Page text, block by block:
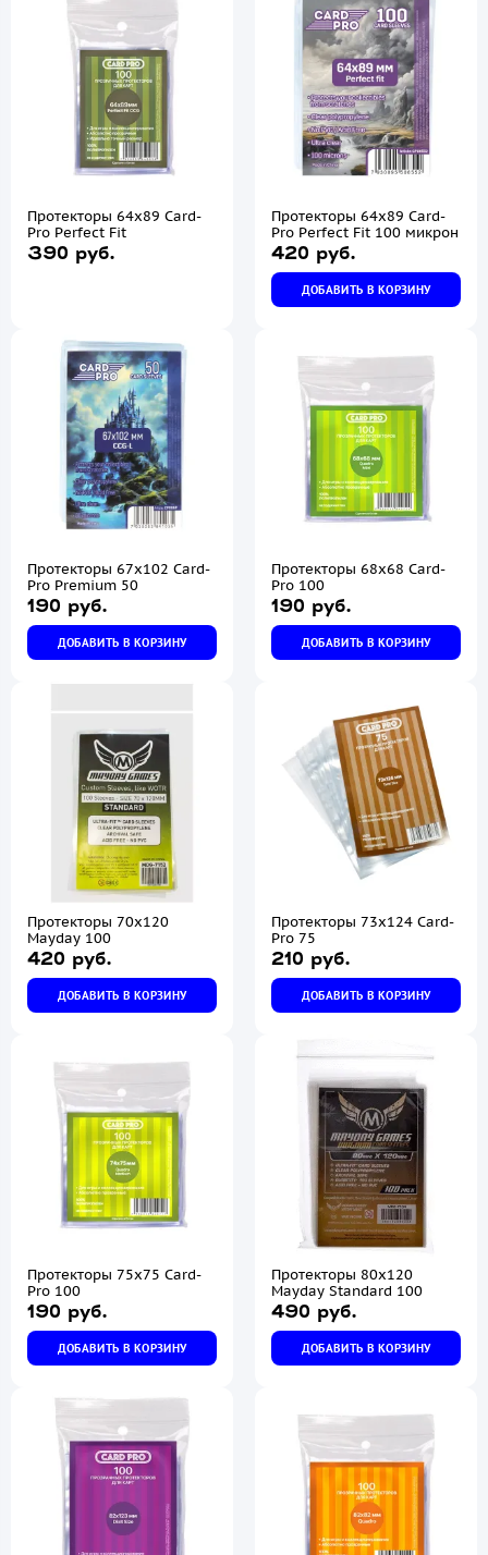
Протекторы 64х89 Card-
Pro Perfect Fit
390 руб.
Протекторы 64х89 Card-
Pro Perfect Fit 100 микрон
420 руб.
ДОБАВИТЬ В КОРЗИНУ
Протекторы 67х102 Card-
Pro Premium 50
190 руб.
ДОБАВИТЬ В КОРЗИНУ
Протекторы 68х68 Card-
Pro 100
190 руб.
ДОБАВИТЬ В КОРЗИНУ
Протекторы 70х120
Mayday 100
420 руб.
ДОБАВИТЬ В КОРЗИНУ
Протекторы 73х124 Card-
Pro 75
210 руб.
ДОБАВИТЬ В КОРЗИНУ
Протекторы 75х75 Card-
Pro 100
190 руб.
ДОБАВИТЬ В КОРЗИНУ
Протекторы 80х120
Mayday Standard 100
490 руб.
ДОБАВИТЬ В КОРЗИНУ